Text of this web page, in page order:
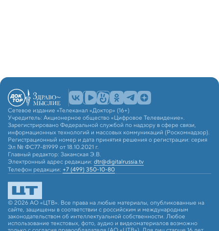
Сетевое издание «Телеканал «Доктор» (16+)
Учредитель: Акционерное общество «Цифровое Телевидение».
Зарегистрировано Федеральной службой по надзору в сфере связи,
информационных технологий и массовых коммуникаций (Роскомнадзор).
Регистрационный номер и дата принятия решения о регистрации: серия
Эл № ФС77-81999 от 18.10.2021 г.
Главный редактор: Закамская Э.В.
Электронный адрес редакции: dtr@digitalrussia.tv
Телефон редакции: +7 (499) 350-10-80
© 2026 АО «ЦТВ». Все права на любые материалы, опубликованные на
сайте, защищены в соответствии с российским и международным
законодательством об интеллектуальной собственности. Любое
использование текстовых, фото, аудио и видеоматериалов возможно